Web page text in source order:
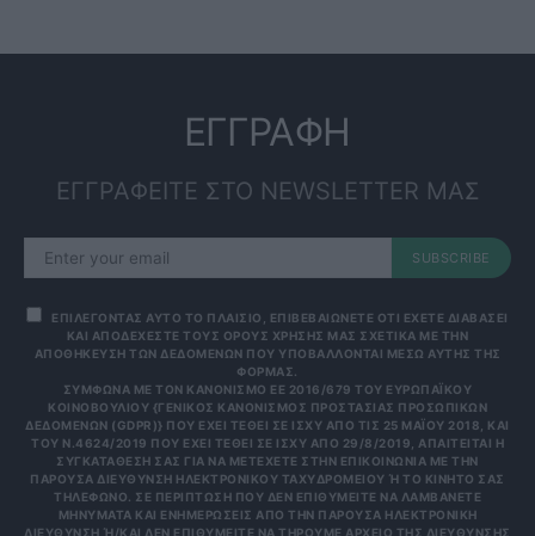
ΕΓΓΡΑΦΗ
ΕΓΓΡΑΦΕΙΤΕ ΣΤΟ NEWSLETTER ΜΑΣ
SUBSCRIBE
ΕΠΙΛΕΓΟΝΤΑΣ ΑΥΤΟ ΤΟ ΠΛΑΙΣΙΟ, ΕΠΙΒΕΒΑΙΩΝΕΤΕ ΟΤΙ ΕΧΕΤΕ ΔΙΑΒΑΣΕΙ
ΚΑΙ ΑΠΟΔΕΧΕΣΤΕ ΤΟΥΣ ΟΡΟΥΣ ΧΡΗΣΗΣ ΜΑΣ ΣΧΕΤΙΚΑ ΜΕ ΤΗΝ
ΑΠΟΘΗΚΕΥΣΗ ΤΩΝ ΔΕΔΟΜΕΝΩΝ ΠΟΥ ΥΠΟΒΑΛΛΟΝΤΑΙ ΜΕΣΩ ΑΥΤΗΣ ΤΗΣ
ΦΟΡΜΑΣ.
ΣΎΜΦΩΝΑ ΜΕ ΤΟΝ ΚΑΝΟΝΙΣΜΌ ΕΕ 2016/679 ΤΟΥ ΕΥΡΩΠΑΪΚΟΎ
ΚΟΙΝΟΒΟΥΛΊΟΥ {ΓΕΝΙΚΌΣ ΚΑΝΟΝΙΣΜΌΣ ΠΡΟΣΤΑΣΊΑΣ ΠΡΟΣΩΠΙΚΏΝ
ΔΕΔΟΜΈΝΩΝ (GDPR)} ΠΟΥ ΈΧΕΙ ΤΕΘΕΊ ΣΕ ΙΣΧΎ ΑΠΌ ΤΙΣ 25 ΜΑΪ́ΟΥ 2018, ΚΑΙ
ΤΟΥ Ν.4624/2019 ΠΟΥ ΈΧΕΙ ΤΕΘΕΊ ΣΕ ΙΣΧΎ ΑΠΌ 29/8/2019, ΑΠΑΙΤΕΊΤΑΙ Η
ΣΥΓΚΑΤΆΘΕΣΉ ΣΑΣ ΓΙΑ ΝΑ ΜΕΤΈΧΕΤΕ ΣΤΗΝ ΕΠΙΚΟΙΝΩΝΊΑ ΜΕ ΤΗΝ
ΠΑΡΟΎΣΑ ΔΙΕΎΘΥΝΣΗ ΗΛΕΚΤΡΟΝΙΚΟΎ ΤΑΧΥΔΡΟΜΕΊΟΥ Ή ΤΟ ΚΙΝΗΤΌ ΣΑΣ Τ
ΗΛΈΦΩΝΟ. ΣΕ ΠΕΡΊΠΤΩΣΗ ΠΟΥ ΔΕΝ ΕΠΙΘΥΜΕΊΤΕ ΝΑ ΛΑΜΒΆΝΕΤΕ Μ
ΗΝΎΜΑΤΑ ΚΑΙ ΕΝΗΜΕΡΏΣΕΙΣ ΑΠΌ ΤΗΝ ΠΑΡΟΎΣΑ ΗΛΕΚΤΡΟΝΙΚΉ Δ
ΙΕΎΘΥΝΣΗ Ή/ΚΑΙ ΔΕΝ ΕΠΙΘΥΜΕΊΤΕ ΝΑ ΤΗΡΟΎΜΕ ΑΡΧΕΊΟ ΤΗΣ ΔΙΕΎΘΥΝΣΗΣ ΗΛ